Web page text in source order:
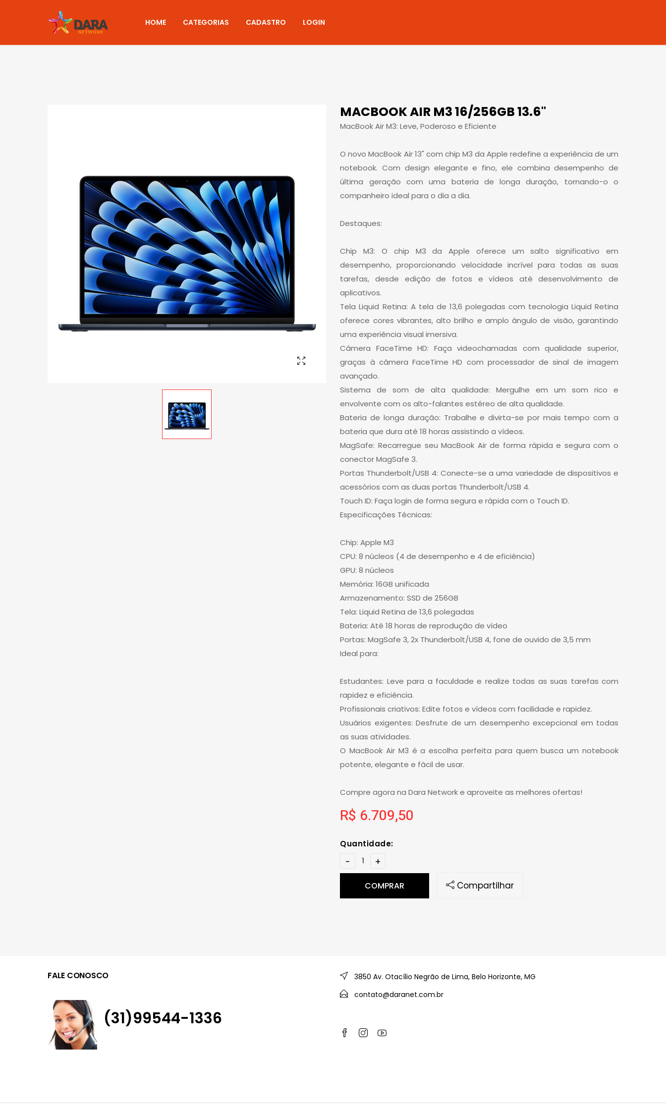
HOME CATEGORIAS CADASTRO LOGIN
MACBOOK AIR M3 16/256GB 13.6"
MacBook Air M3: Leve, Poderoso e Eficiente
O novo MacBook Air 13" com chip M3 da Apple redefine a experiência de um
notebook. Com design elegante e fino, ele combina desempenho de
última geração com uma bateria de longa duração, tornando-o o
companheiro ideal para o dia a dia.
Destaques:
Chip M3: O chip M3 da Apple oferece um salto significativo em
desempenho, proporcionando velocidade incrível para todas as suas
tarefas, desde edição de fotos e vídeos até desenvolvimento de
aplicativos.
Tela Liquid Retina: A tela de 13,6 polegadas com tecnologia Liquid Retina
oferece cores vibrantes, alto brilho e amplo ângulo de visão, garantindo
uma experiência visual imersiva.
Câmera FaceTime HD: Faça videochamadas com qualidade superior,
graças à câmera FaceTime HD com processador de sinal de imagem
avançado.
Sistema de som de alta qualidade: Mergulhe em um som rico e
envolvente com os alto-falantes estéreo de alta qualidade.
Bateria de longa duração: Trabalhe e divirta-se por mais tempo com a
bateria que dura até 18 horas assistindo a vídeos.
MagSafe: Recarregue seu MacBook Air de forma rápida e segura com o
conector MagSafe 3.
Portas Thunderbolt/USB 4: Conecte-se a uma variedade de dispositivos e
acessórios com as duas portas Thunderbolt/USB 4.
Touch ID: Faça login de forma segura e rápida com o Touch ID.
Especificações Técnicas:
Chip: Apple M3
CPU: 8 núcleos (4 de desempenho e 4 de eficiência)
GPU: 8 núcleos
Memória: 16GB unificada
Armazenamento: SSD de 256GB
Tela: Liquid Retina de 13,6 polegadas
Bateria: Até 18 horas de reprodução de vídeo
Portas: MagSafe 3, 2x Thunderbolt/USB 4, fone de ouvido de 3,5 mm
Ideal para:
Estudantes: Leve para a faculdade e realize todas as suas tarefas com
rapidez e eficiência.
Profissionais criativos: Edite fotos e vídeos com facilidade e rapidez.
Usuários exigentes: Desfrute de um desempenho excepcional em todas
as suas atividades.
O MacBook Air M3 é a escolha perfeita para quem busca um notebook
potente, elegante e fácil de usar.
Compre agora na Dara Network e aproveite as melhores ofertas!
R$ 6.709,50
Quantidade:
- +
COMPRAR Compartilhar
FALE CONOSCO
(31)99544-1336
3850 Av. Otacílio Negrão de Lima, Belo Horizonte, MG
contato@daranet.com.br